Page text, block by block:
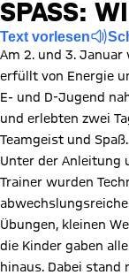
SPASS:
Text vorlesen
Am 2. und 3.
erfüllt von Energie
E- und D-Jugend
und erlebten zwei
Teamgeist und Spaß.
Unter der Anleitung
Trainer wurden
Übungen, kleinen
die Kinder gaben
hinaus. Dabei